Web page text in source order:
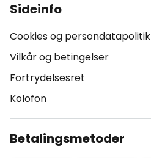
Sideinfo
Cookies og persondatapolitik
Vilkår og betingelser
Fortrydelsesret
Kolofon
Betalingsmetoder